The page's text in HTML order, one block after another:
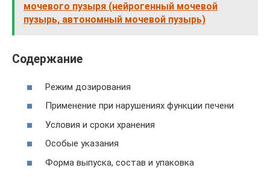
мочевого пузыря (нейрогенный мочевой
пузырь, автономный мочевой пузырь)
Содержание
Режим дозирования
Применение при нарушениях функции печени
Условия и сроки хранения
Особые указания
Форма выпуска, состав и упаковка